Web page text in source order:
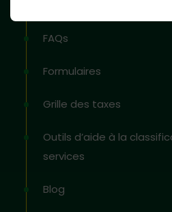
FAQs
Formulaires
Grille des taxes
Outils d’aide à la
services
Blog